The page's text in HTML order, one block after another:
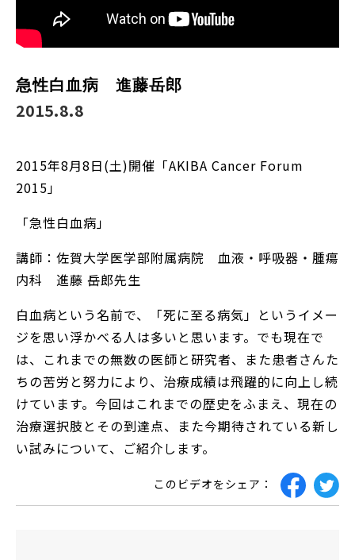
急性白血病 進藤岳郎
2015.8.8
2015年8月8日(土)開催「AKIBA Cancer Forum
2015」
「急性白血病」
講師：佐賀大学医学部附属病院 血液・呼吸器・腫瘍
内科 進藤 岳郎先生
白血病という名前で、「死に至る病気」というイメー
ジを思い浮かべる人は多いと思います。でも現在で
は、これまでの無数の医師と研究者、また患者さんた
ちの苦労と努力により、治療成績は飛躍的に向上し続
けています。今回はこれまでの歴史をふまえ、現在の
治療選択肢とその到達点、また今期待されている新し
い試みについて、ご紹介します。
このビデオをシェア：